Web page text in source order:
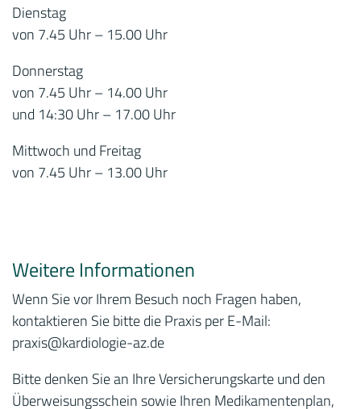
Dienstag
von 7.45 Uhr – 15.00 Uhr
Donnerstag
von 7.45 Uhr – 14.00 Uhr
und 14:30 Uhr – 17.00 Uhr
Mittwoch und Freitag
von 7.45 Uhr – 13.00 Uhr
Weitere Informationen
Wenn Sie vor Ihrem Besuch noch Fragen haben,
kontaktieren Sie bitte die Praxis per E-Mail:
praxis@kardiologie-az.de
Bitte denken Sie an Ihre Versicherungskarte und den
Überweisungsschein sowie Ihren Medikamentenplan,